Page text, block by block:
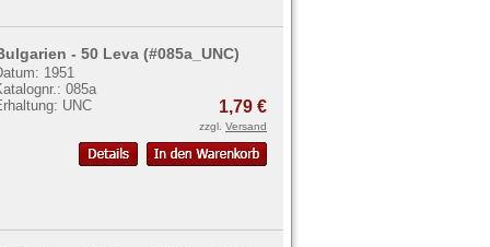
- 50 Leva (#085a_UNC)
1951
085a
UNC
1,79 €
zzgl. Versand